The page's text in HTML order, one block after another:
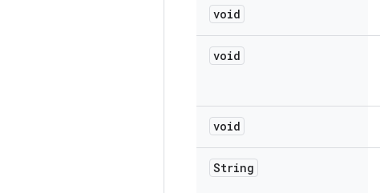
void
void
void
String